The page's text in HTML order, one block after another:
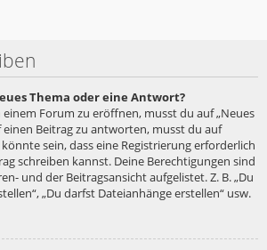
Thema oder eine Antwort?
einem Forum zu eröffnen, musst du auf „Neues
einen Beitrag zu antworten, musst du auf
sein, dass eine Registrierung erforderlich
schreiben kannst. Deine Berechtigungen sind
und der Beitragsansicht aufgelistet. Z. B. „Du
„Du darfst Dateianhänge erstellen“ usw.